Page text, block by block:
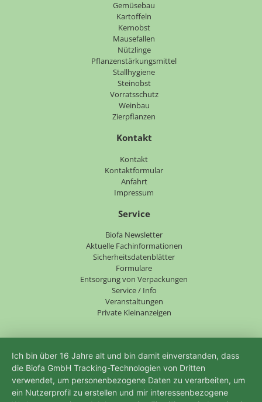
Gemüsebau
Kartoffeln
Kernobst
Mausefallen
Nützlinge
Pflanzenstärkungsmittel
Stallhygiene
Steinobst
Vorratsschutz
Weinbau
Zierpflanzen
Kontakt
Kontakt
Kontaktformular
Anfahrt
Impressum
Service
Biofa Newsletter
Aktuelle Fachinformationen
Sicherheitsdatenblätter
Formulare
Entsorgung von Verpackungen
Service / Info
Veranstaltungen
Private Kleinanzeigen
Ich bin über 16 Jahre alt und bin damit einverstanden, dass
die Biofa GmbH Tracking-Technologien von Dritten
verwendet, um personenbezogene Daten zu verarbeiten, um
ein Nutzerprofil zu erstellen und mir interessenbezogene